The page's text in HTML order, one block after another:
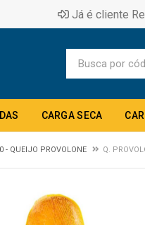
Já é cliente
CARGA SECA
- QUEIJO PROVOLONE Q.